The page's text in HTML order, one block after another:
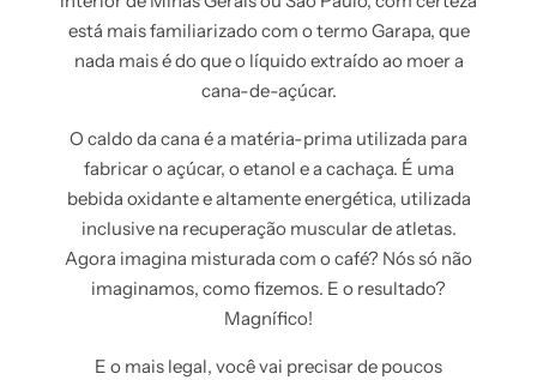
está mais familiarizado com o termo Garapa, que
nada mais é do que o líquido extraído ao moer a
cana-de-açúcar.
O caldo da cana é a matéria-prima utilizada para
fabricar o açúcar, o etanol e a cachaça. É uma
bebida oxidante e altamente energética, utilizada
inclusive na recuperação muscular de atletas.
Agora imagina misturada com o café? Nós só não
imaginamos, como fizemos. E o resultado?
Magnífico!
E o mais legal, você vai precisar de poucos